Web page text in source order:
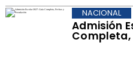
Admisión
Completa,
NACIONAL